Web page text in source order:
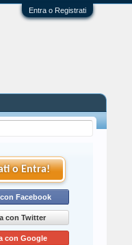
Entra o Registrati
o Entra!
Facebook
con Twitter
con Google